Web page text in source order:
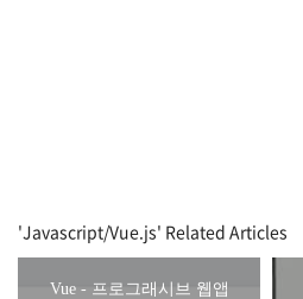
'Javascript/Vue.js' Related Articles
Vue - 프로그래시브 웹앱